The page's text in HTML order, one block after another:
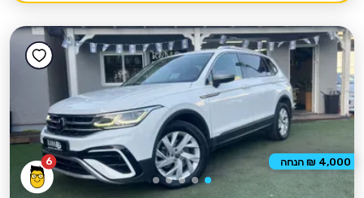
6 4,000 ₪ הנחה